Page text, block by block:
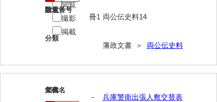
請求番号
両公伝史料14
分類
藩政文書 ＞ 両公伝史料
数量
冊1
閲覧
撮影
掲載
15
文書名
兵庫警衛出張人敷交替表
年代
－